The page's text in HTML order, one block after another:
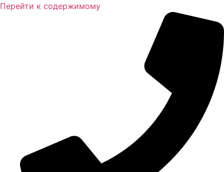
Перейти к содержимому